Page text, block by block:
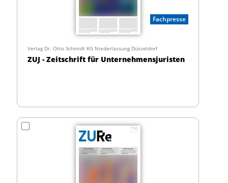
Fachpresse
Verlag Dr. Otto Schmidt KG Niederlassung Düsseldorf
ZUJ - Zeitschrift für Unternehmensjuristen